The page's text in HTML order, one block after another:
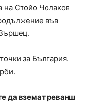
на Стойо Чолаков
във
Вършец.
за България.
да вземат реванш